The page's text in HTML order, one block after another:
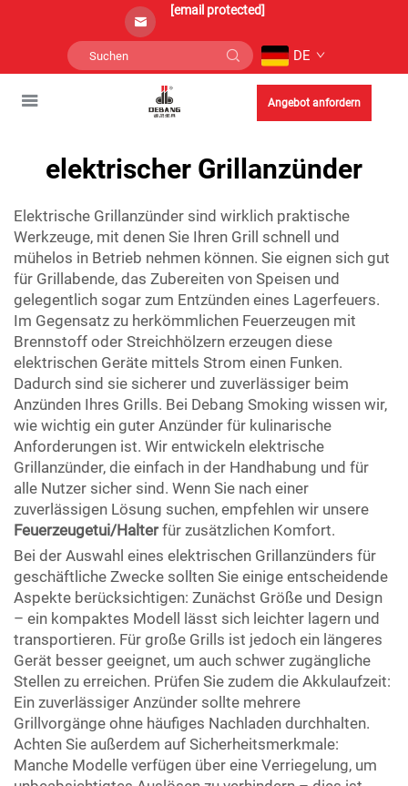
[email protected]
DE
Angebot anfordern
elektrischer Grillanzünder
Elektrische Grillanzünder sind wirklich praktische
Werkzeuge, mit denen Sie Ihren Grill schnell und
mühelos in Betrieb nehmen können. Sie eignen sich gut
für Grillabende, das Zubereiten von Speisen und
gelegentlich sogar zum Entzünden eines Lagerfeuers.
Im Gegensatz zu herkömmlichen Feuerzeugen mit
Brennstoff oder Streichhölzern erzeugen diese
elektrischen Geräte mittels Strom einen Funken.
Dadurch sind sie sicherer und zuverlässiger beim
Anzünden Ihres Grills. Bei Debang Smoking wissen wir,
wie wichtig ein guter Anzünder für kulinarische
Anforderungen ist. Wir entwickeln elektrische
Grillanzünder, die einfach in der Handhabung und für
alle Nutzer sicher sind. Wenn Sie nach einer
zuverlässigen Lösung suchen, empfehlen wir unsere
Feuerzeugetui/Halterfür zusätzlichen Komfort.
Bei der Auswahl eines elektrischen Grillanzünders für
geschäftliche Zwecke sollten Sie einige entscheidende
Aspekte berücksichtigen: Zunächst Größe und Design
– ein kompaktes Modell lässt sich leichter lagern und
transportieren. Für große Grills ist jedoch ein längeres
Gerät besser geeignet, um auch schwer zugängliche
Stellen zu erreichen. Prüfen Sie zudem die Akkulaufzeit:
Ein zuverlässiger Anzünder sollte mehrere
Grillvorgänge ohne häufiges Nachladen durchhalten.
Achten Sie außerdem auf Sicherheitsmerkmale:
Manche Modelle verfügen über eine Verriegelung, um